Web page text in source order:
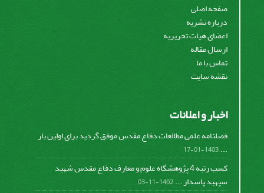
صفحه اصلی
درباره نشریه
اعضای هیات تحریریه
ارسال مقاله
تماس با ما
نقشه سایت
اخبار و اعلانات
فصلنامه علمی مطالعات دفاع مقدس موفق گردید برای اولین بار
...
1403-01-17
کسب رتبه 4 پژوهشگاه علوم و معارف دفاع مقدس شهید
سپهبد پاسدار ...1402-11-03